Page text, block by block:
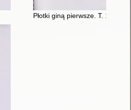
Płotki giną pierwsze. T. 1